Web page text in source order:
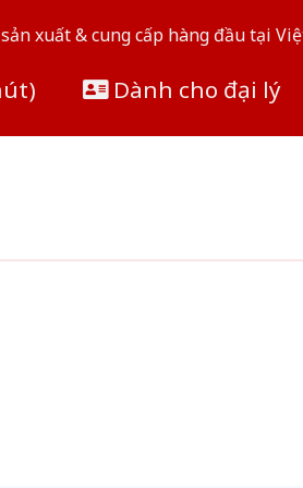
xuất & cung cấp hàng đầu tại
Dành cho đại lý